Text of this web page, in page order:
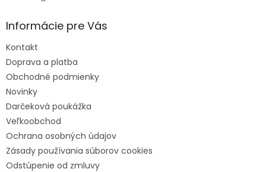
Informácie pre Vás
Kontakt
Doprava a platba
Obchodné podmienky
Novinky
Darčeková poukážka
Veľkoobchod
Ochrana osobných údajov
Zásady používania súborov cookies
Odstúpenie od zmluvy